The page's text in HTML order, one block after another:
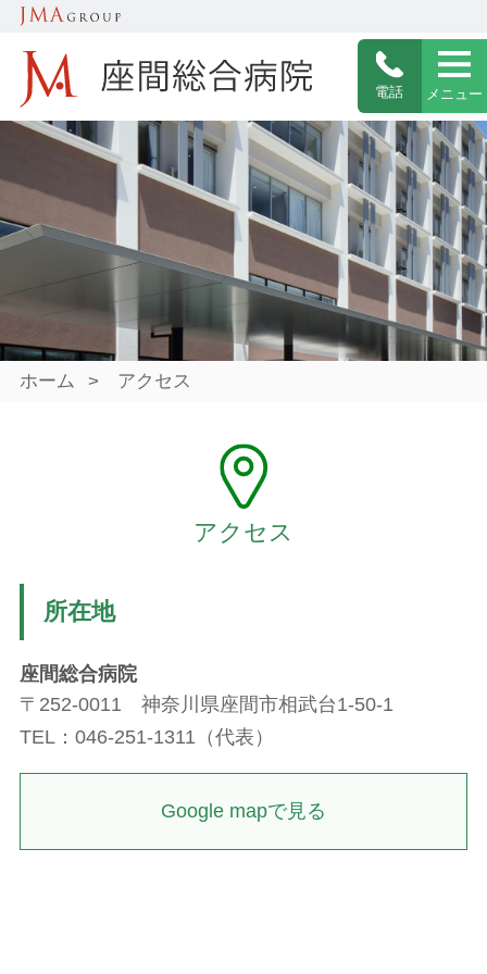
電話 メニュー
ホーム > アクセス
アクセス
所在地
座間総合病院
〒252-0011 神奈川県座間市相武台1-50-1
TEL：046-251-1311（代表）
Google mapで見る